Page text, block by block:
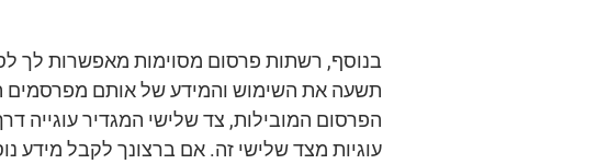
בנוסף, רשתות פרסום מסוימות מאפשרות לך
תשעה את השימוש והמידע של אותם מפרסמים
הפרסום המובילות, צד שלישי המגדיר עוגייה
עוגיות מצד שלישי זה. אם ברצונך לקבל מידע